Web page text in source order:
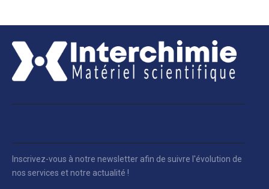
Inscrivez-vous à notre newsletter afin de suivre l'évolution de
nos services et notre actualité !